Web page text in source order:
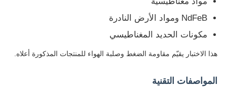
معدات اختبار المعمل
غرفة الاختبار البيئي
آلة الاختبار العالمية
NdFeB ومواد الأرض النادرة
مكونات الحديد المغناطيسي
هذا الاختبار يقيّم مقاومة الضغط وصلبة الهواء للمنتجات المذكورة أعلاه.
المواصفات التقنية